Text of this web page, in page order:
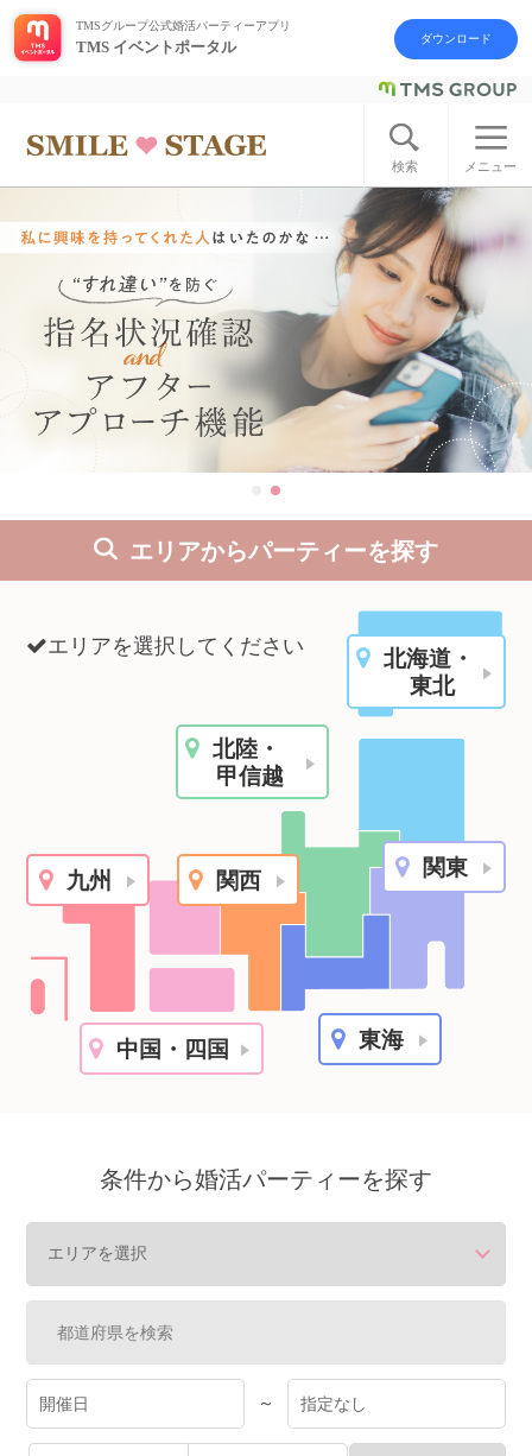
ログイン アカウント登録
はじめての方へ
今週の婚活パーティー
婚活パーティーの流れ
よくあるご質問
アフターアプローチとは
お問い合わせ
公式アカウントで最新情報を配信中！
約1,300店
おすすめの優良結婚相談所をご紹介
TMSグループ公式婚活パーティーアプリ
TMS イベントポータル ダウンロード
検索 メニュー
エリアからパーティーを探す
エリアを選択してください
北海道・
東北
北陸・
甲信越
関東
東海
関西
中国・四国
九州
条件から婚活パーティーを探す
～